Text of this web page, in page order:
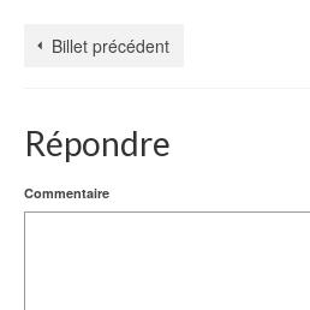
Billet précédent
Répondre
Commentaire